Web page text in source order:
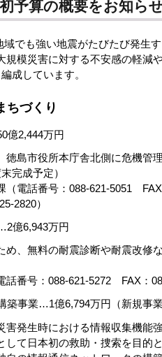
予算の概要をお知ら
でも強い地震がたびたび発生
規模災害に対する不安感の軽減
成しています。
ちづくり
億2,444万円
島市役所本庁舎北側に危機管
完成予定）
（電話番号：088-621-5051
2820）
億6,943万円
、無料の耐震診断や耐震改修
話番号：088-621-5272 FAX：
築事業…1億6,794万円（新規事業
発生時における情報収集機能
して日本初の救助・捜索を目的